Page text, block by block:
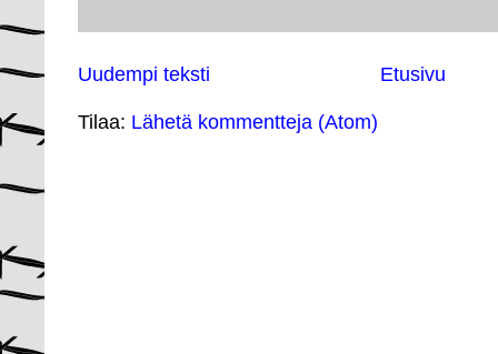
Uudempi teksti Etusivu
Tilaa: Lähetä kommentteja (Atom)